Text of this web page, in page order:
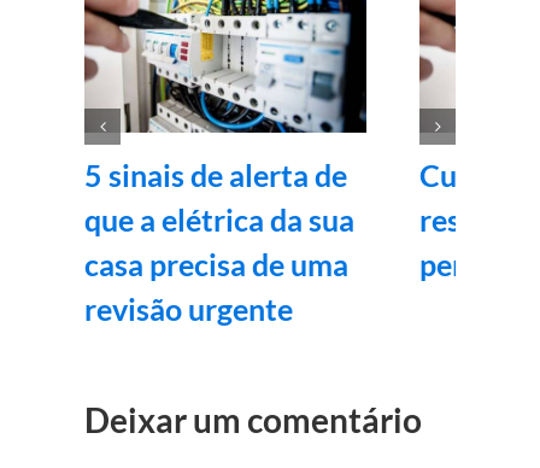
5 sinais de alerta de
que a elétrica da sua
casa precisa de uma
revisão urgente
Curso
pena? 9
Deixar um comentário